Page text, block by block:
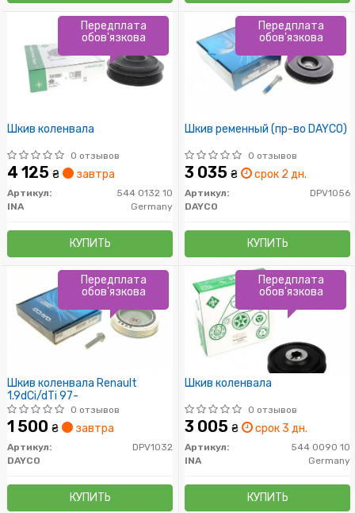
Шкив коленвала
0 отзывов
4 125 ₴ завтра
Артикул:
544 0132 10
INA
Germany
КУПИТЬ
Передплата
обов'язкова
Шкив ременный (пр-во DAYCO)
0 отзывов
3 035 ₴ срок 2 дн.
Артикул:
DPV1056
DAYCO
КУПИТЬ
Передплата
обов'язкова
Шкив коленвала Renault
1.9dCi/dTi 97-
0 отзывов
1 500 ₴ завтра
Артикул:
DPV1032
DAYCO
КУПИТЬ
Передплата
обов'язкова
Шкив коленвала
0 отзывов
3 005 ₴ срок 3 дн.
Артикул:
544 0090 10
INA
Germany
КУПИТЬ
Передплата
обов'язкова